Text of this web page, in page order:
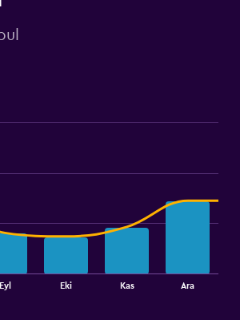
Eyl Eki Kas Ara